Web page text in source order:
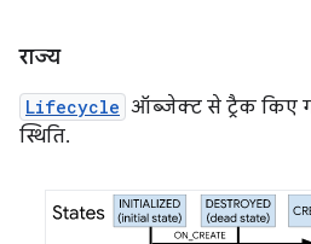
राज्य
Lifecycle ऑब्जेक्ट से ट्रैक किए
स्थिति.